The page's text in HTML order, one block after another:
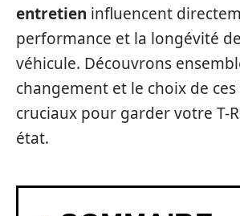
entretien influencent
performance et la longévité
véhicule. Découvrons
changement et le choix de
cruciaux pour garder votre T-
état.